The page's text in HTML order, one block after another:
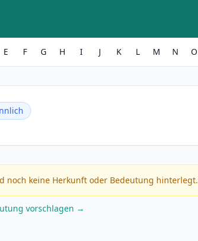
E F G H I J K L M N O
noch keine Herkunft oder Bedeutung hinterlegt.
vorschlagen →